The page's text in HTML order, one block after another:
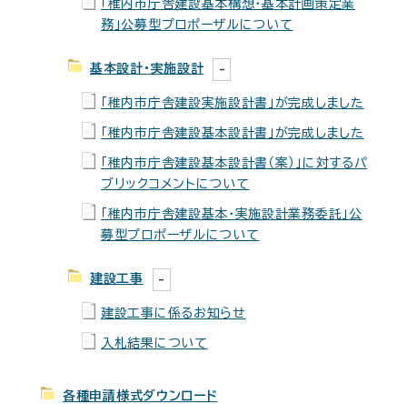
「稚内市庁舎建設基本構想・基本計画策定業
務」公募型プロポーザルについて
基本設計・実施設計
「稚内市庁舎建設実施設計書」が完成しました
「稚内市庁舎建設基本設計書」が完成しました
「稚内市庁舎建設基本設計書（案）」に対するパ
ブリックコメントについて
「稚内市庁舎建設基本・実施設計業務委託」公
募型プロポーザルについて
建設工事
建設工事に係るお知らせ
入札結果について
各種申請様式ダウンロード